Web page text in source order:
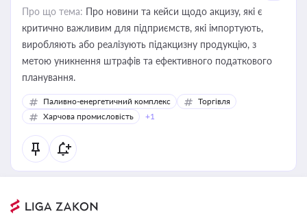
Про що тема: Про новини та кейси щодо акцизу, які є
критично важливим для підприємств, які імпортують,
виробляють або реалізують підакцизну продукцію, з
метою уникнення штрафів та ефективного податкового
планування.
Паливно-енергетичний комплекс
Торгівля
Харчова промисловість
+1